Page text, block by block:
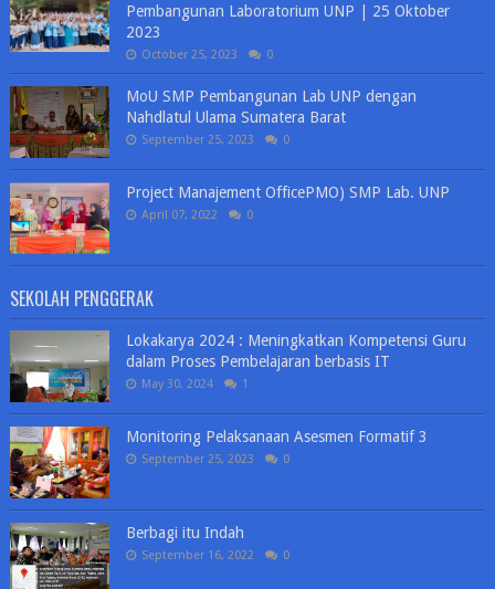
Pembangunan Laboratorium UNP | 25 Oktober
2023
October 25, 2023 0
MoU SMP Pembangunan Lab UNP dengan
Nahdlatul Ulama Sumatera Barat
September 25, 2023 0
Project Manajement OfficePMO) SMP Lab. UNP
April 07, 2022 0
SEKOLAH PENGGERAK
Lokakarya 2024 : Meningkatkan Kompetensi Guru
dalam Proses Pembelajaran berbasis IT
May 30, 2024 1
Monitoring Pelaksanaan Asesmen Formatif 3
September 25, 2023 0
Berbagi itu Indah
September 16, 2022 0